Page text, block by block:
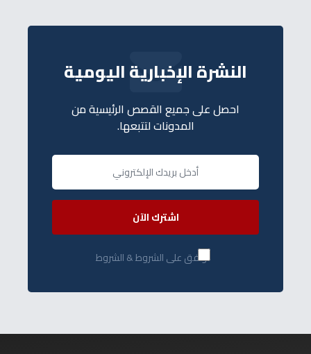
النشرة الإخبارية اليومية
احصل على جميع القصص الرئيسية من
المدونات لتتبعها.
اشترك الآن
أوافق على الشروط & الشروط